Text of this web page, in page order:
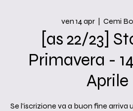
ven 14 apr
  |
Cemi
[as 22/23]
Primavera -
Aprile
Se l'iscrizione va a buon fine arriva